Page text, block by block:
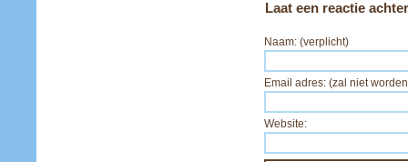
Laat een reactie achter
Naam: (verplicht)
Email adres: (zal niet
Website: